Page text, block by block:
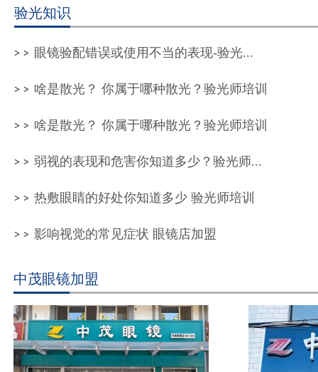
验光知识
眼镜验配错误或使用不当的表现-验光...
啥是散光？ 你属于哪种散光？验光师培训
啥是散光？ 你属于哪种散光？验光师培训
弱视的表现和危害你知道多少？验光师...
热敷眼睛的好处你知道多少 验光师培训
影响视觉的常见症状 眼镜店加盟
中茂眼镜加盟